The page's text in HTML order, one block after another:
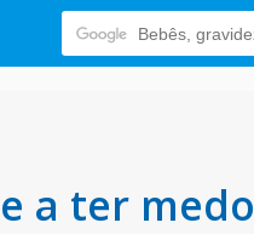
a ter medo